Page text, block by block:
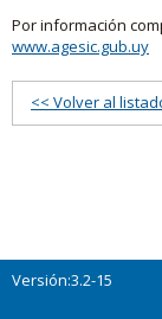
Por información
www.agesic.gub.uy
<< Volver al
Versión:3.2-15